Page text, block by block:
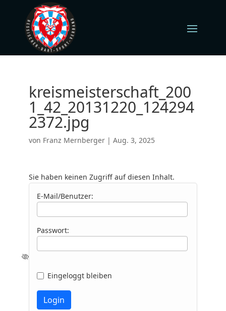
kreismeisterschaft_200
1_42_20131220_124294
2372.jpg
von Franz Mernberger| Aug. 3, 2025
Sie haben keinen Zugriff auf diesen Inhalt.
E-Mail/Benutzer:
Passwort:
Eingeloggt bleiben